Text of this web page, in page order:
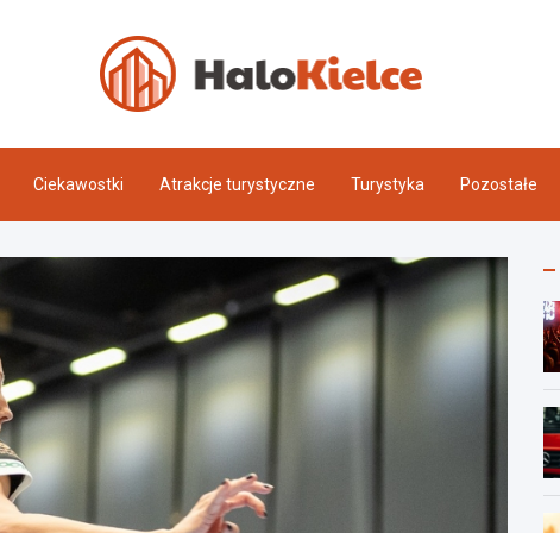
Ciekawostki Atrakcje turystyczne Turystyka Pozostałe